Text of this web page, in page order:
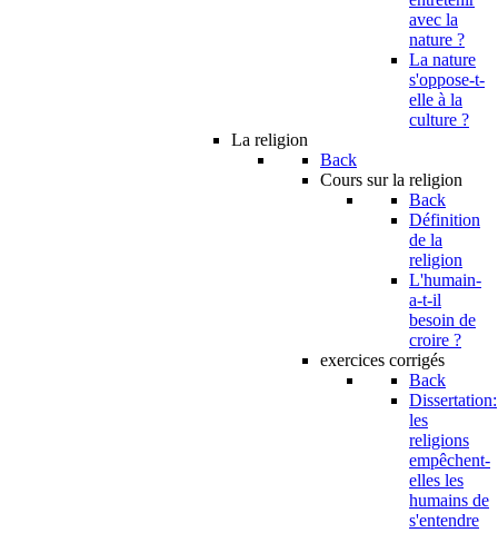
avec la
nature ?
La nature
s'oppose-t-
elle à la
culture ?
La religion
Back
Cours sur la religion
Back
Définition
de la
religion
L'humain-
a-t-il
besoin de
croire ?
exercices corrigés
Back
Dissertation:
les
religions
empêchent-
elles les
humains de
s'entendre